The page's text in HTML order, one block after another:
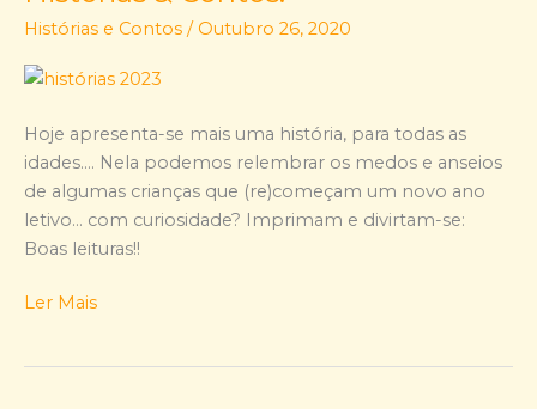
Histórias e Contos / Outubro 26, 2020
Hoje apresenta-se mais uma história, para todas as
idades…. Nela podemos relembrar os medos e anseios
de algumas crianças que (re)começam um novo ano
letivo… com curiosidade? Imprimam e divirtam-se:
Boas leituras!!
&
Ler Mais